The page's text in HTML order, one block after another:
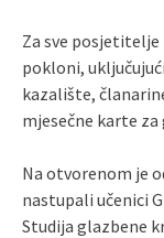
Za sve
pokloni,
kazalište,
mjesečne karte za
Na otvorenom je
nastupali učenici
Studija glazbene